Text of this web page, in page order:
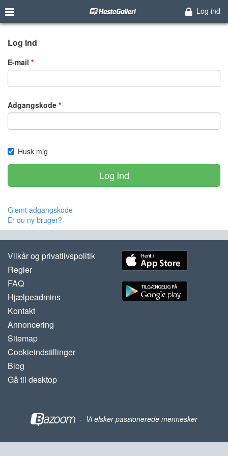
Log ind
Log ind
E-mail
Adgangskode
Husk mig
Log ind
Glemt adgangskode
Er du ny bruger?
Vilkår og privatlivspolitik
Regler
FAQ
Hjælpeadmins
Kontakt
Annoncering
Sitemap
Cookieindstillinger
Blog
Gå til desktop
- Vi elsker passionerede mennesker